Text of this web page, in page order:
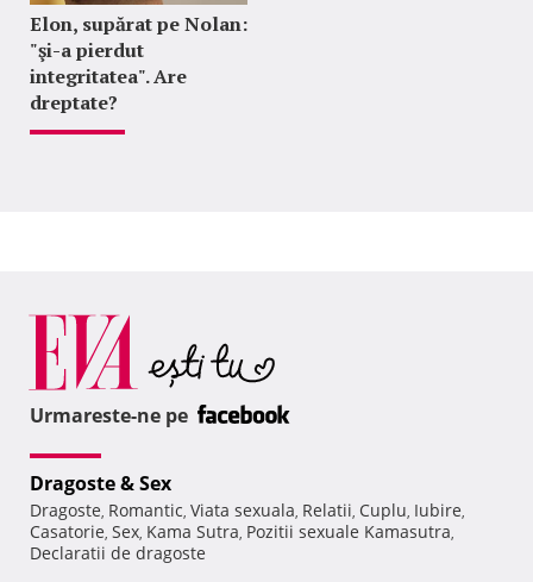
Elon, supărat pe Nolan:
"şi-a pierdut
integritatea". Are
dreptate?
Urmareste-ne pe
Dragoste & Sex
Dragoste, Romantic, Viata sexuala, Relatii, Cuplu, Iubire,
Casatorie, Sex, Kama Sutra, Pozitii sexuale Kamasutra,
Declaratii de dragoste